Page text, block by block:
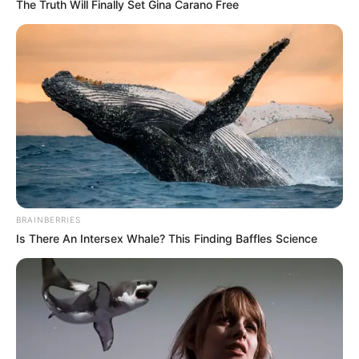
Caso tenha dúvidas siga as orientações abaixo
No canto superior direito da tela clique em "Entrar"
Informe seu número de Cartão UFRGS, senha do Portal de
Serviços e clique novamente em “Entrar”;
The Truth Will Finally Set Gina Carano Free
BRAINBERRIES
Is There An Intersex Whale? This Finding Baffles Science